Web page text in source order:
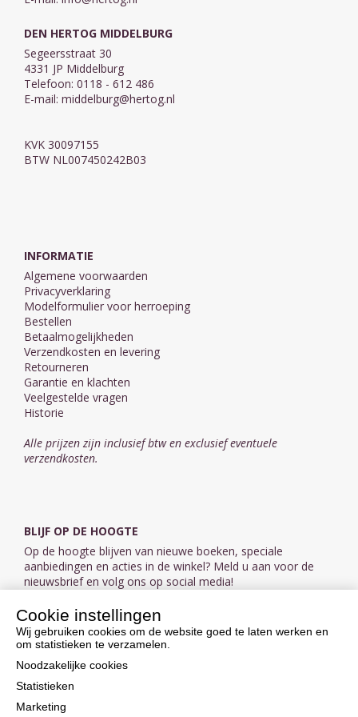
DEN HERTOG MIDDELBURG
Segeersstraat 30
4331 JP Middelburg
Telefoon: 0118 - 612 486
E-mail: middelburg@hertog.nl
KVK 30097155
BTW NL007450242B03
INFORMATIE
Algemene voorwaarden
Privacyverklaring
Modelformulier voor herroeping
Bestellen
Betaalmogelijkheden
Verzendkosten en levering
Retourneren
Garantie en klachten
Veelgestelde vragen
Historie
Alle prijzen zijn inclusief btw en exclusief eventuele
verzendkosten.
BLIJF OP DE HOOGTE
Op de hoogte blijven van nieuwe boeken, speciale
aanbiedingen en acties in de winkel? Meld u aan voor de
nieuwsbrief en volg ons op social media!
Aanmelden nieuwsbrief
VOLG ONS OP SOCIAL MEDIA
Cookie instellingen
Wij gebruiken cookies om de website goed te laten werken en
om statistieken te verzamelen.
Noodzakelijke cookies
Statistieken
Marketing